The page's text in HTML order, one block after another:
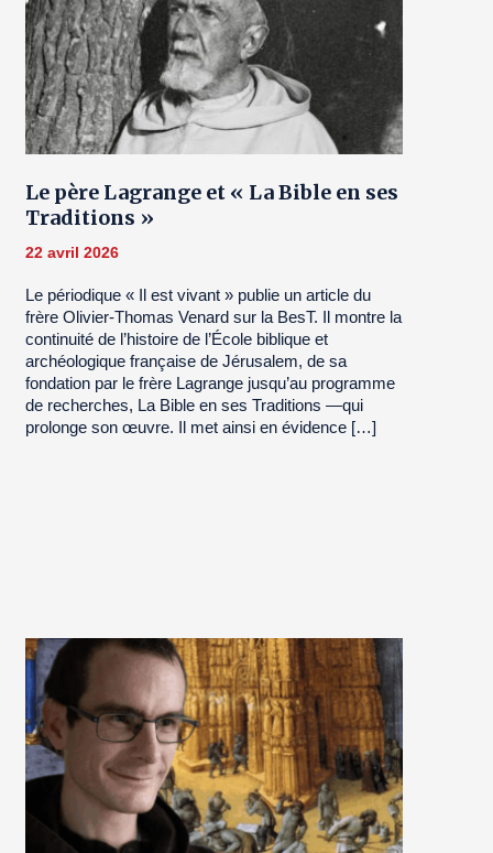
Le père Lagrange et « La Bible en ses
Traditions »
22 avril 2026
Le périodique « Il est vivant » publie un article du
frère Olivier-Thomas Venard sur la BesT. Il montre la
continuité de l’histoire de l’École biblique et
archéologique française de Jérusalem, de sa
fondation par le frère Lagrange jusqu’au programme
de recherches, La Bible en ses Traditions —qui
prolonge son œuvre. Il met ainsi en évidence […]